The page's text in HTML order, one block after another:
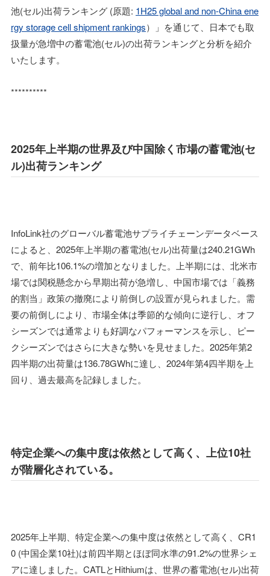
池(セル)出荷ランキング (原題: 1H25 global and non-China ene
rgy storage cell shipment rankings）」を通じて、日本でも取
扱量が急増中の蓄電池(セル)の出荷ランキングと分析を紹介
いたします。
**********
2025年上半期の世界及び中国除く市場の蓄電池(セ
ル)出荷ランキング
InfoLink社のグローバル蓄電池サプライチェーンデータベース
によると、2025年上半期の蓄電池(セル)出荷量は240.21GWh
で、前年比106.1%の増加となりました。上半期には、北米市
場では関税懸念から早期出荷が急増し、中国市場では「義務
的割当」政策の撤廃により前倒しの設置が見られました。需
要の前倒しにより、市場全体は季節的な傾向に逆行し、オフ
シーズンでは通常よりも好調なパフォーマンスを示し、ピー
クシーズンではさらに大きな勢いを見せました。2025年第2
四半期の出荷量は136.78GWhに達し、2024年第4四半期を上
回り、過去最高を記録しました。
特定企業への集中度は依然として高く、上位10社
が階層化されている。
2025年上半期、特定企業への集中度は依然として高く、CR1
0 (中国企業10社)は前四半期とほぼ同水準の91.2%の世界シェ
アに達しました。CATLとHithiumは、世界の蓄電池(セル)出荷